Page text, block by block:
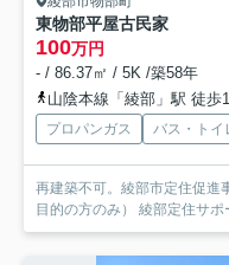
東物部平屋古民家
100万円
- / 86.37㎡ / 5K /築58年
山陰本線「綾部」駅 徒歩
プロパンガス バス・トイ
再建築不可。綾部市定住促進
目的の方のみ） 綾部定住サ